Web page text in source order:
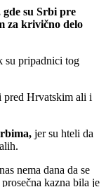
su Srbi pre
za krivično delo
su pripadnici tog
pred Hrvatskim ali i
jer su hteli da
nema dana da se
kazna bila je